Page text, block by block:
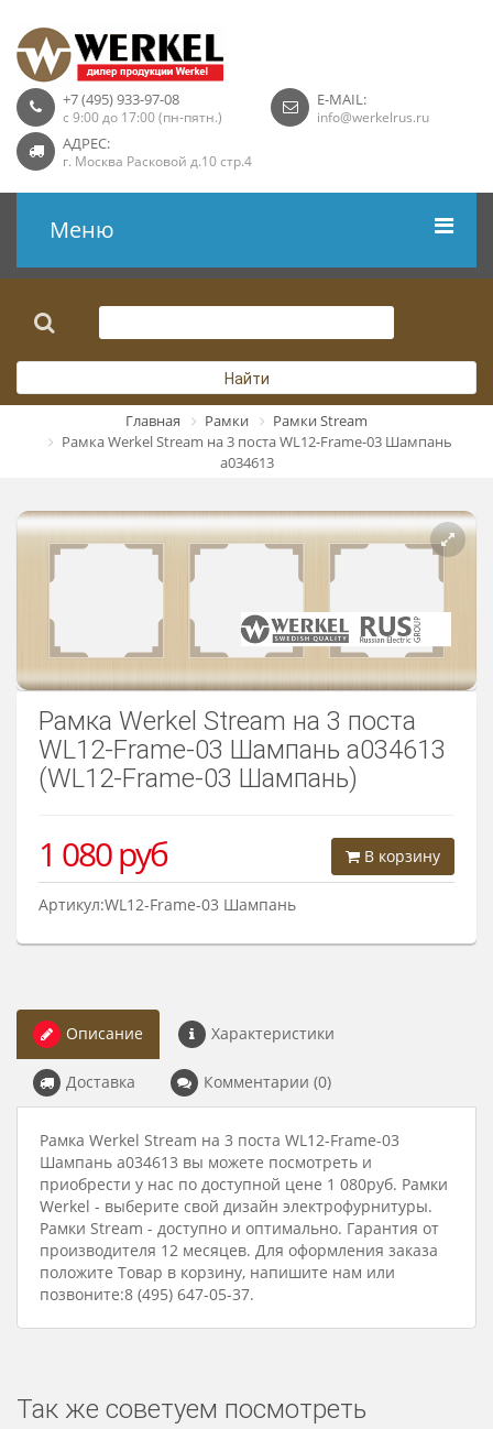
+7 (495) 933-97-08
с 9:00 до 17:00 (пн-пятн.)
E-MAIL:
info@werkelrus.ru
АДРЕС:
г. Москва Расковой д.10 стр.4
Меню
Розетки USB
Розетки ТВ
Розетки акустика
Розетки Интернет
Найти
Главная Рамки
Рамки Stream
Рамка Werkel Stream на 3 поста WL12-Frame-03 Шампань
a034613
Рамка Werkel Stream на 3 поста
WL12-Frame-03 Шампань a034613
(WL12-Frame-03 Шампань)
В корзину
1 080руб
Артикул:WL12-Frame-03 Шампань
Описание Характеристики
Доставка Комментарии (0)
Рамка Werkel Stream на 3 поста WL12-Frame-03
Шампань a034613 вы можете посмотреть и
приобрести у нас по доступной цене 1 080руб. Рамки
Werkel - выберите свой дизайн электрофурнитуры.
Рамки Stream - доступно и оптимально. Гарантия от
производителя 12 месяцев. Для оформления заказа
положите Товар в корзину, напишите нам или
позвоните:8 (495) 647-05-37.
Так же советуем посмотреть